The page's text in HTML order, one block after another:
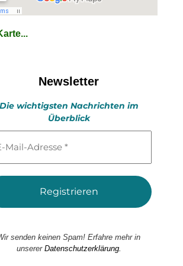
Newsletter
Die wichtigsten Nachrichten im
Überblick
senden keinen Spam! Erfahre mehr in
unserer Datenschutzerklärung.